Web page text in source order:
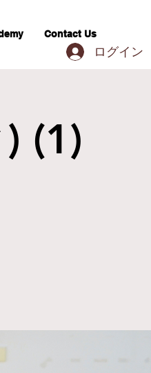
Contact Us
ログイン
(1)